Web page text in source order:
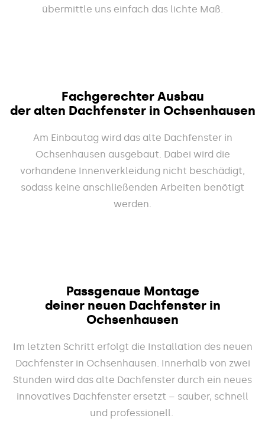
übermittle uns einfach das lichte Maß.
Fachgerechter Ausbau
der alten Dachfenster in Ochsenhausen
Am Einbautag wird das alte Dachfenster in
Ochsenhausen ausgebaut. Dabei wird die
vorhandene Innenverkleidung nicht beschädigt,
sodass keine anschließenden Arbeiten benötigt
werden.
Passgenaue Montage
deiner neuen Dachfenster in
Ochsenhausen
Im letzten Schritt erfolgt die Installation des neuen
Dachfenster in Ochsenhausen. Innerhalb von zwei
Stunden wird das alte Dachfenster durch ein neues
innovatives Dachfenster ersetzt – sauber, schnell
und professionell.